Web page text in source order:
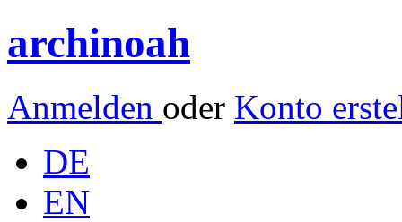
archinoah
Anmelden oder Konto
DE
EN